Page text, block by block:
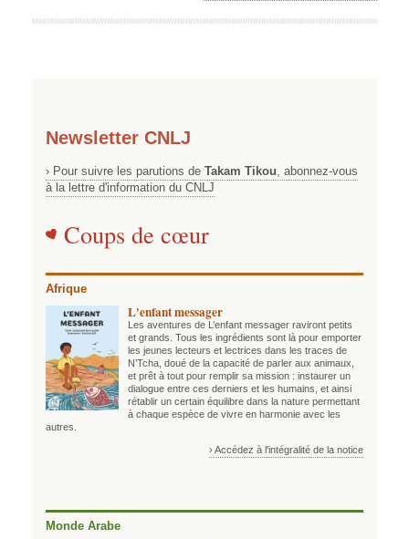
Newsletter CNLJ
› Pour suivre les parutions de Takam Tikou, abonnez-vous
à la lettre d'information du CNLJ
Coups de cœur
Afrique
L'enfant messager
Les aventures de L’enfant messager raviront petits
et grands. Tous les ingrédients sont là pour emporter
les jeunes lecteurs et lectrices dans les traces de
N’Tcha, doué de la capacité de parler aux animaux,
et prêt à tout pour remplir sa mission : instaurer un
dialogue entre ces derniers et les humains, et ainsi
rétablir un certain équilibre dans la nature permettant
à chaque espèce de vivre en harmonie avec les
autres.
› Accédez à l'intégralité de la notice
Monde Arabe